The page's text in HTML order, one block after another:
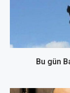
Bu gün